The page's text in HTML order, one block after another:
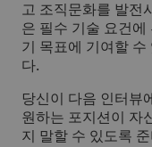
고 조직문화를 발전
은 필수 기술 요건
기 목표에 기여할 수
다.
당신이 다음 인터뷰
원하는 포지션이 자
지 말할 수 있도록